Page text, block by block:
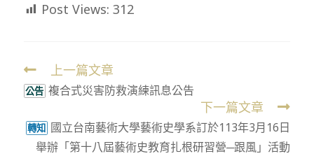
Post Views: 312
Read
more
上一篇文章
公告 複合式災害防救演練訊息公告
下一篇文章
轉知 國立台南藝術大學藝術史學系訂於113年3月16日
舉辦「第十八屆藝術史教育扎根研習營─跟風」活動